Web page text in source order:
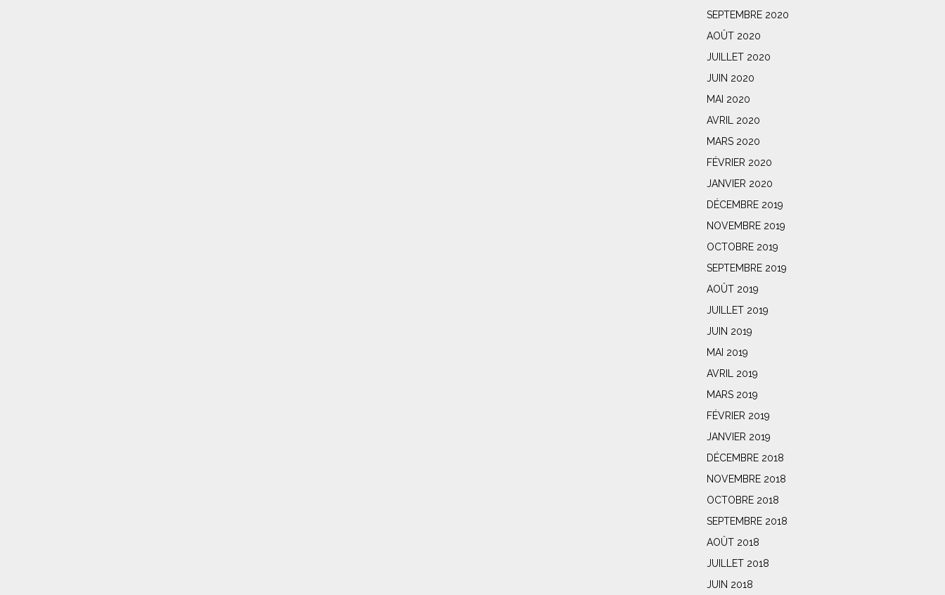
SEPTEMBRE 2020
AOÛT 2020
JUILLET 2020
JUIN 2020
MAI 2020
AVRIL 2020
MARS 2020
FÉVRIER 2020
JANVIER 2020
DÉCEMBRE 2019
NOVEMBRE 2019
OCTOBRE 2019
SEPTEMBRE 2019
AOÛT 2019
JUILLET 2019
JUIN 2019
MAI 2019
AVRIL 2019
MARS 2019
FÉVRIER 2019
JANVIER 2019
DÉCEMBRE 2018
NOVEMBRE 2018
OCTOBRE 2018
SEPTEMBRE 2018
AOÛT 2018
JUILLET 2018
JUIN 2018